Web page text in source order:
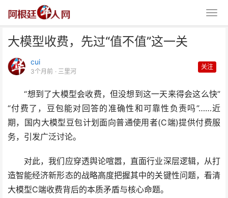
大模型收费，先过“值不值”这一关
cui
3个月前 · 三里河
关注
“想到了大模型会收费，但没想到这一天来得会这么快”
“付费了，豆包能对回答的准确性和可靠性负责吗”……近
期，国内大模型豆包计划面向普通使用者(C端)提供付费服
务，引发广泛讨论。
对此，我们应穿透舆论喧嚣，直面行业深层逻辑，从打
造智能经济新形态的战略高度把握其中的关键性问题，看清
大模型C端收费背后的本质矛盾与核心命题。
大模型收费，先过“值不值”这一关